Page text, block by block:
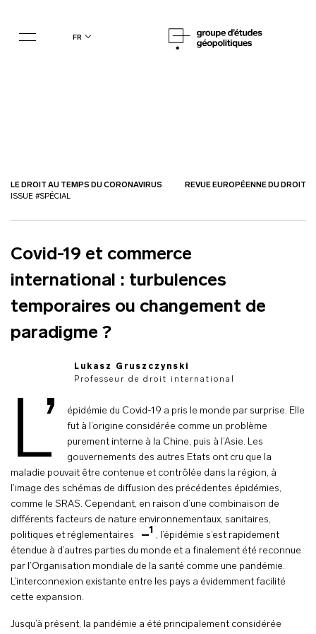
fr
LE DROIT AU TEMPS DU CORONAVIRUS
ISSUE #SPÉCIAL
REVUE EUROPÉENNE DU DROIT
Covid-19 et commerce
international : turbulences
temporaires ou changement de
paradigme ?
Lukasz Gruszczynski
Professeur de droit international
L’
épidémie du Covid-19 a pris le monde par surprise. Elle
fut à l’origine considérée comme un problème
purement interne à la Chine, puis à l’Asie. Les
gouvernements des autres Etats ont cru que la
maladie pouvait être contenue et contrôlée dans la région, à
l’image des schémas de diffusion des précédentes épidémies,
comme le SRAS. Cependant, en raison d’une combinaison de
différents facteurs de nature environnementaux, sanitaires,
politiques et réglementaires
1 , l’épidémie s’est rapidement
étendue à d’autres parties du monde et a finalement été reconnue
par l’Organisation mondiale de la santé comme une pandémie.
L’interconnexion existante entre les pays a évidemment facilité
cette expansion.
Jusqu’à présent, la pandémie a été principalement considérée